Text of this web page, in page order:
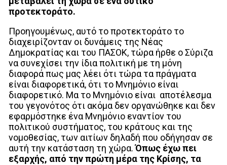
προτεκτοράτο.
Προηγουμένως, αυτό το προτεκτοράτο το
διαχειρίζονταν οι δυνάμεις της Νέας
Δημοκρατίας και του ΠΑΣΟΚ, τώρα ήρθε ο Σύριζα
να συνεχίσει την ίδια πολιτική με τη μόνη
διαφορά πως μας λέει ότι τώρα τα πράγματα
είναι διαφορετικά, ότι το Μνημόνιο είναι
διαφορετικό. Μα το Μνημόνιο είναι αποτέλεσμα
του γεγονότος ότι ακόμα δεν οργανώθηκε και δεν
εφαρμόστηκε ένα Μνημόνιο εναντίον του
πολιτικού συστήματος, του κράτους και της
νομοθεσίας, των αιτίων δηλαδή που οδήγησαν σε
αυτή την κατάσταση τη χώρα.Όπως έχω πει
εξαρχής, από την πρώτη μέρα της Κρίσης, τα